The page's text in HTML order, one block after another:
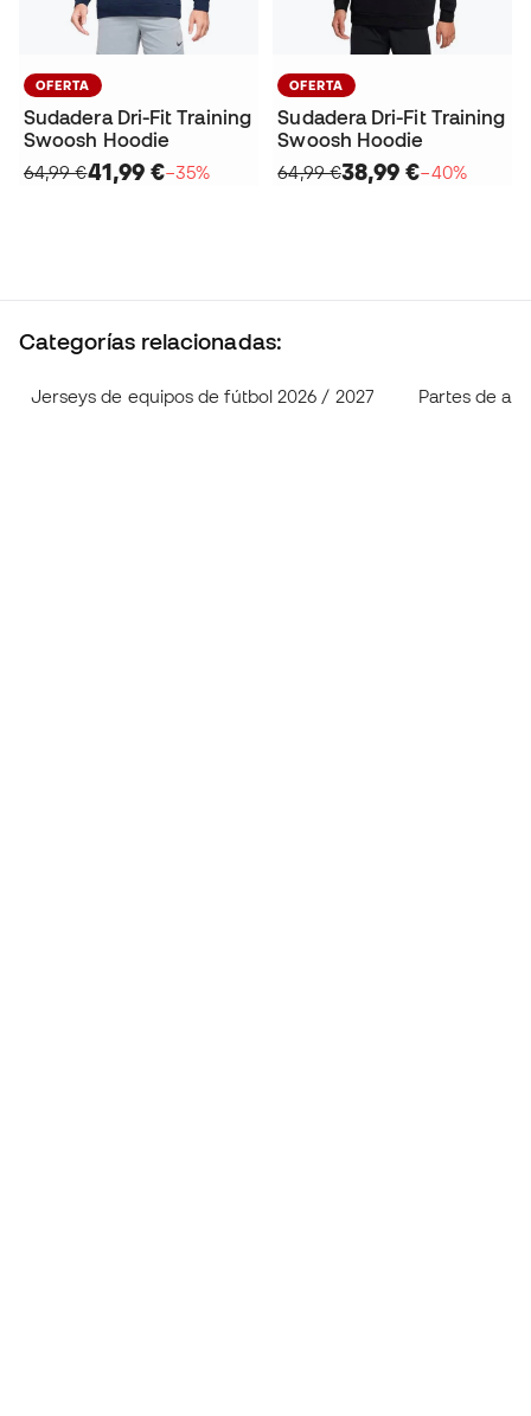
OFERTA
Sudadera Dri-Fit Training
Swoosh Hoodie
64,99 €41,99 €−35%
OFERTA
Sudadera Dri-Fit Training
Swoosh Hoodie
64,99 €38,99 €−40%
Categorías relacionadas:
Jerseys de equipos de fútbol 2026 / 2027 Partes de